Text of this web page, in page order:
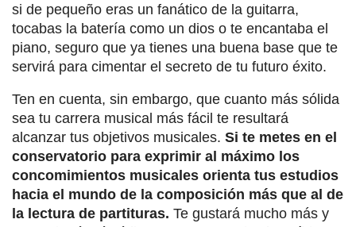
si de pequeño eras un fanático de la guitarra,
tocabas la batería como un dios o te encantaba el
piano, seguro que ya tienes una buena base que te
servirá para cimentar el secreto de tu futuro éxito.
Ten en cuenta, sin embargo, que cuanto más sólida
sea tu carrera musical más fácil te resultará
alcanzar tus objetivos musicales. Si te metes en el
conservatorio para exprimir al máximo los
concomimientos musicales orienta tus estudios
hacia el mundo de la composición más que al de
la lectura de partituras. Te gustará mucho más y